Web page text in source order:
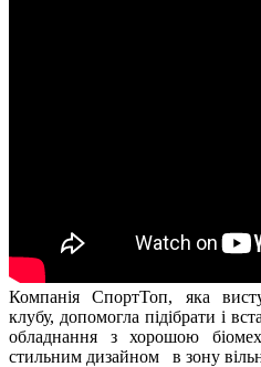
Компанія СпортТоп, яка
клубу, допомогла підібрати і
обладнання з хорошою
стильним дизайном в зону